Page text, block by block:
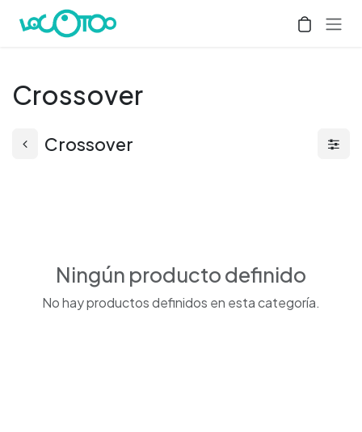
Ir al contenido
Crossover
Crossover
Ningún producto definido
No hay productos definidos en esta categoría.